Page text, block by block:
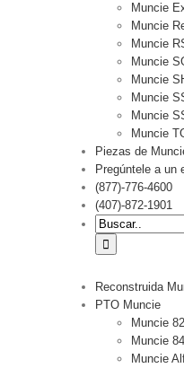
Muncie
Muncie
Muncie
Muncie
Muncie
Muncie
Muncie
Muncie
Piezas de
Pregúntele a un
(877)-776-4600
(407)-872-1901
Buscar:
Reconstruida
PTO Muncie
Muncie
Muncie
Muncie